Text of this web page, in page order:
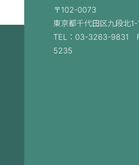
〒102-0073
東京都千代田区九段北
TEL：03-3263-9831
5235